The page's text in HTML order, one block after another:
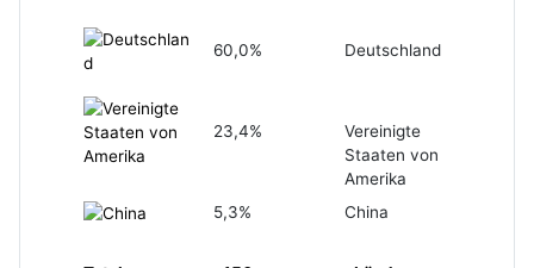
60,0% Deutschland
23,4%
Vereinigte
Staaten von
Amerika
5,3%
China